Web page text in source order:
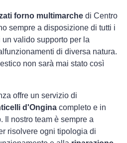
forno multimarche di Centro
sempre a disposizione di tutti i
valido supporto per la
di diversa natura.
non sarà mai stato così
offre un servizio di
d'Ongina completo e in
Il nostro team è sempre a
risolvere ogni tipologia di